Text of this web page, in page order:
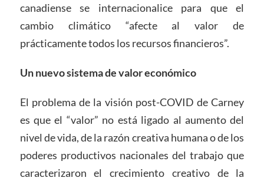
canadiense se internacionalice para que el
cambio climático “afecte al valor de
prácticamente todos los recursos financieros”.
Un nuevo sistema de valor económico
El problema de la visión post-COVID de Carney
es que el “valor” no está ligado al aumento del
nivel de vida, de la razón creativa humana o de los
poderes productivos nacionales del trabajo que
caracterizaron el crecimiento creativo de la